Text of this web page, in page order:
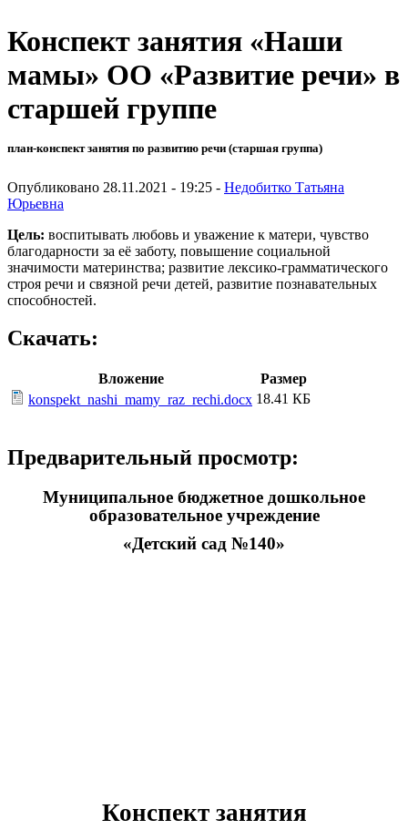
Конспект занятия «Наши
мамы» ОО «Развитие речи» в
старшей группе
план-конспект занятия по развитию речи (старшая группа)
Опубликовано 28.11.2021 - 19:25 - Недобитко Татьяна
Юрьевна
Цель: воспитывать любовь и уважение к матери, чувство
благодарности за её заботу, повышение социальной
значимости материнства; развитие лексико-грамматического
строя речи и связной речи детей, развитие познавательных
способностей.
Скачать:
Вложение
Размер
konspekt_nashi_mamy_raz_rechi.docx 18.41 КБ
Предварительный просмотр:
Муниципальное бюджетное дошкольное
образовательное учреждение
«Детский сад №140»
Конспект занятия